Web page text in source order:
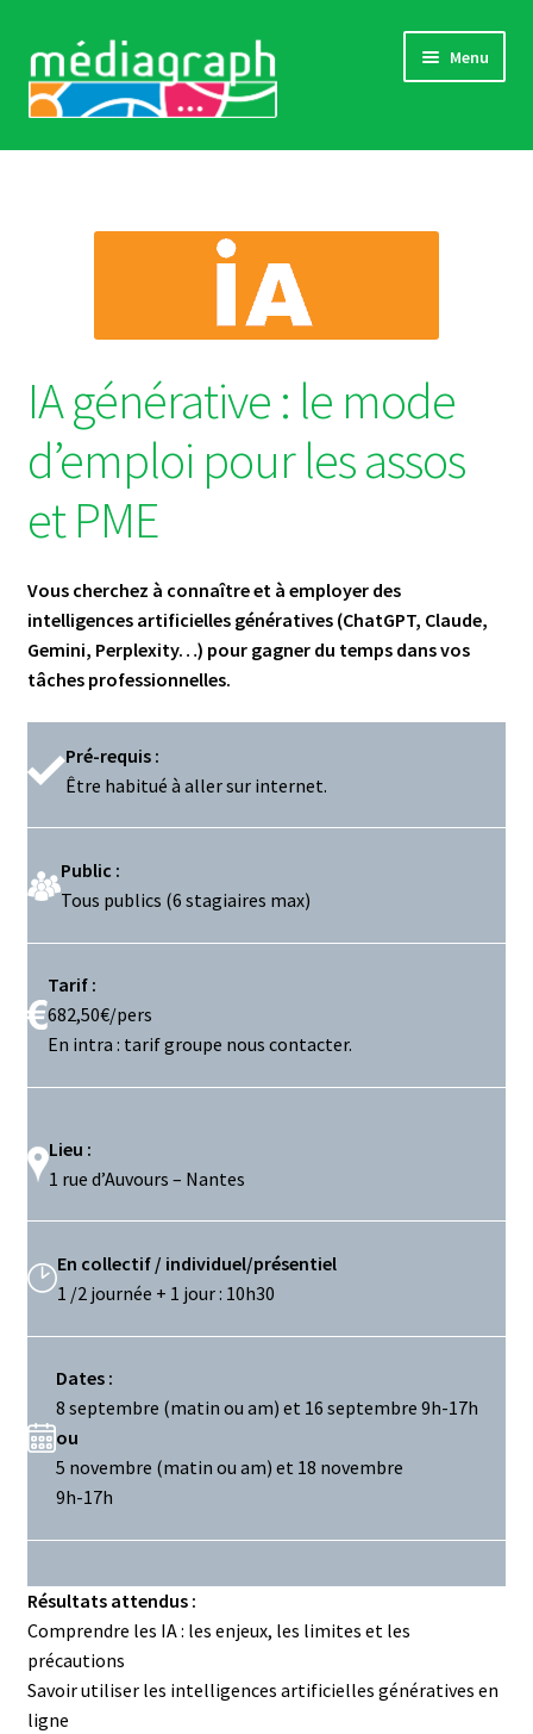
à
la
au
contenu
Menu
Catalogue complet
« Références »
Sensibilisations
Contact
IA générative : le mode
d’emploi pour les assos
et PME
Vous cherchez à connaître et à employer des
intelligences artificielles génératives (ChatGPT, Claude,
Gemini, Perplexity…) pour gagner du temps dans vos
tâches professionnelles.
Pré-requis :
Être habitué à aller sur internet.
Public :
Tous publics (6 stagiaires max)
Tarif :
682,50€/pers
En intra : tarif groupe nous contacter.
Lieu :
1 rue d’Auvours – Nantes
En collectif / individuel/présentiel
1 /2 journée + 1 jour : 10h30
Dates :
8 septembre (matin ou am) et 16 septembre 9h-17h
ou
5 novembre (matin ou am) et 18 novembre
9h-17h
Résultats attendus :
Comprendre les IA : les enjeux, les limites et les
précautions
Savoir utiliser les intelligences artificielles génératives en
ligne